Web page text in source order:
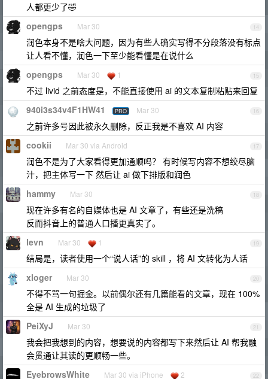
人都更少了🤣
14
opengps Mar 30
润色本身不是啥大问题，因为有些人确实写得不分段落没有标点
让人看不懂，润色一下至少能看懂是在说什么
15
opengps Mar 30 1
不过 livid 之前态度是，不能直接使用 ai 的文本复制粘贴来回复
16
940i3s34v4F1HW41 PRO Mar 30
之前许多号因此被永久删除，反正我是不喜欢 AI 内容
17
cookii Mar 30 via Android
润色不是为了大家看得更加通顺吗？ 有时候写内容不想绞尽脑
汁，把主体写一下 然后让 ai 做下排版和润色
18
hammy Mar 30
现在许多有名的自媒体也是 AI 文章了，有些还是洗稿
反而抖音上的普通人口播更真实了。
19
levn Mar 30 1
结局是，读者使用一个“说人话”的 skill ，将 AI 文转化为人话
20
xloger Mar 30
不得不骂一句掘金。以前偶尔还有几篇能看的文章，现在 100%
全是 AI 生成的垃圾了
21
PeiXyJ Mar 30
我会把我想到的内容，想要说的内容都写下来然后让 AI 帮我融
会贯通让其读的更顺畅一些。
22
EyebrowsWhite Mar 30 via iPhone 2